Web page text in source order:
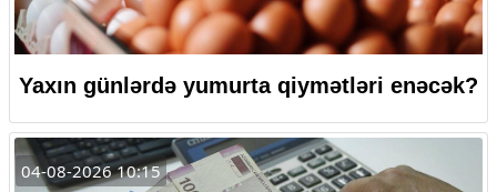
Yaxın günlərdə yumurta qiymətləri enəcək?
04-08-2026 10:15